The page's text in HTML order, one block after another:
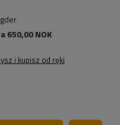
650,00 NOK
i kupisz od ręki